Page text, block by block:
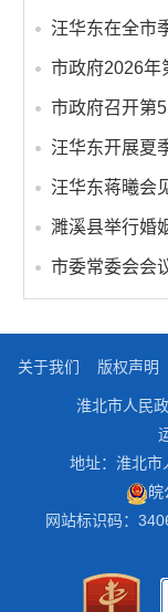
市政府召开第
关于我们 版权声明
淮北市人民
地址：淮北市
皖
网站标识码：